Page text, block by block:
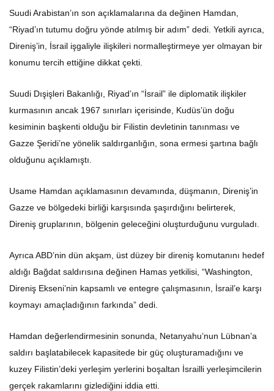
Suudi Arabistan’ın son açıklamalarına da değinen Hamdan,
“Riyad’ın tutumu doğru yönde atılmış bir adım” dedi. Yetkili ayrıca,
Direniş’in, İsrail işgaliyle ilişkileri normalleştirmeye yer olmayan bir
konumu tercih ettiğine dikkat çekti.
Suudi Dışişleri Bakanlığı, Riyad’ın “İsrail” ile diplomatik ilişkiler
kurmasının ancak 1967 sınırları içerisinde, Kudüs’ün doğu
kesiminin başkenti olduğu bir Filistin devletinin tanınması ve
Gazze Şeridi’ne yönelik saldırganlığın, sona ermesi şartına bağlı
olduğunu açıklamıştı.
Usame Hamdan açıklamasının devamında, düşmanın, Direniş’in
Gazze ve bölgedeki birliği karşısında şaşırdığını belirterek,
Direniş gruplarının, bölgenin geleceğini oluşturduğunu vurguladı.
Ayrıca ABD’nin dün akşam, üst düzey bir direniş komutanını hedef
aldığı Bağdat saldırısına değinen Hamas yetkilisi, “Washington,
Direniş Ekseni’nin kapsamlı ve entegre çalışmasının, İsrail’e karşı
koymayı amaçladığının farkında” dedi.
Hamdan değerlendirmesinin sonunda, Netanyahu’nun Lübnan’a
saldırı başlatabilecek kapasitede bir güç oluşturamadığını ve
kuzey Filistin’deki yerleşim yerlerini boşaltan İsrailli yerleşimcilerin
gerçek rakamlarını gizlediğini iddia etti.